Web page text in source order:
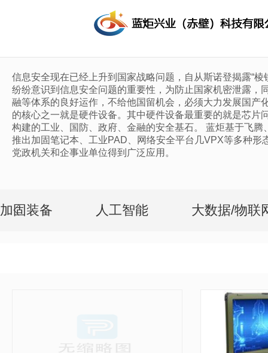
信息安全现在已经上升到国家战略问题，自从斯诺登揭露“棱
纷纷意识到信息安全问题的重要性，为防止国家机密泄露，
融等体系的良好运作，不给他国留机会，必须大力发展国产
的核心之一就是硬件设备。其中硬件设备最重要的就是芯片
构建的工业、国防、政府、金融的安全基石。 蓝炬基于飞腾
推出加固笔记本、工业PAD、网络安全平台几VPX等多种形
党政机关和企事业单位得到广泛应用。
加固装备 人工智能 大数据/物联